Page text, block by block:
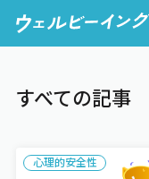
すべての記事
心理的安全性